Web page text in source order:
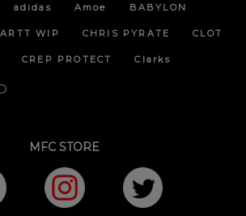
adidas Amoe BABYLON
WIP CHRIS PYRATE CLOT
CREP PROTECT Clarks
MFC STORE